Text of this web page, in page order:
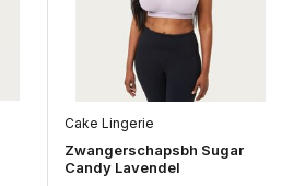
Cake Lingerie
Zwangerschapsbh Sugar
Candy Lavendel